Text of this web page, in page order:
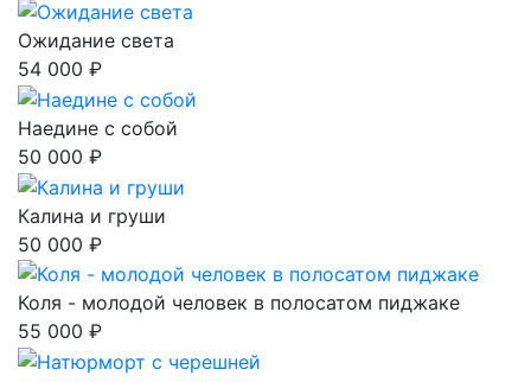
Ожидание света
54 000 ₽
Наедине с собой
50 000 ₽
Калина и груши
50 000 ₽
Коля - молодой человек в полосатом пиджаке
55 000 ₽